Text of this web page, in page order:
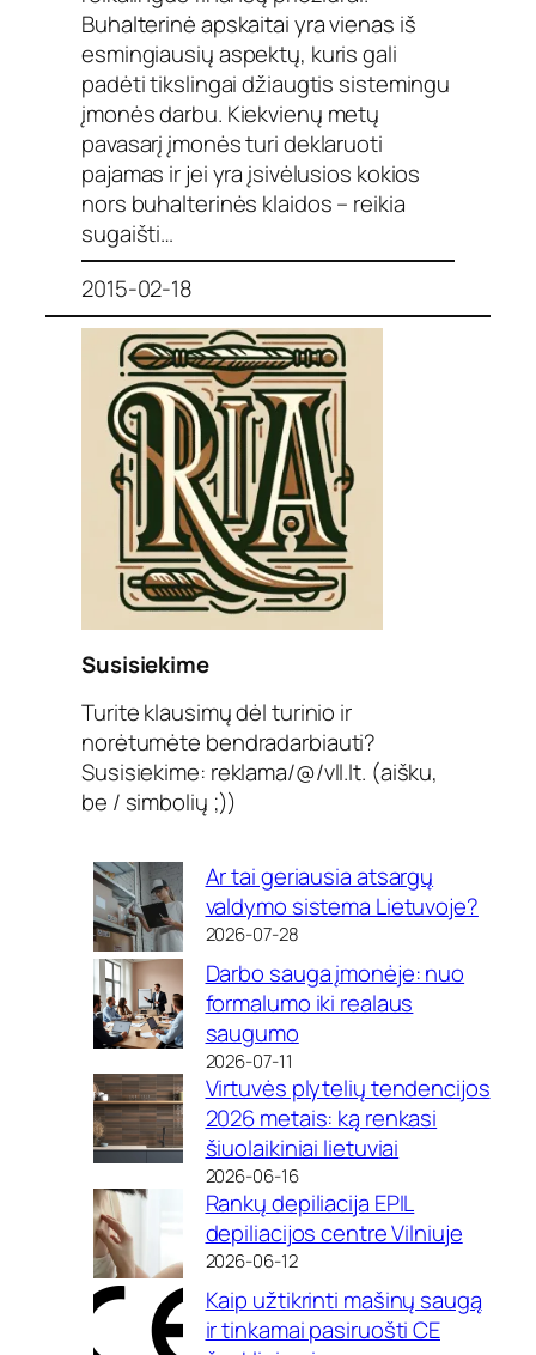
Buhalterinė apskaitai yra vienas iš
esmingiausių aspektų, kuris gali
padėti tikslingai džiaugtis sistemingu
įmonės darbu. Kiekvienų metų
pavasarį įmonės turi deklaruoti
pajamas ir jei yra įsivėlusios kokios
nors buhalterinės klaidos – reikia
sugaišti…
2015-02-18
Susisiekime
Turite klausimų dėl turinio ir
norėtumėte bendradarbiauti?
Susisiekime: reklama/@/vll.lt. (aišku,
be / simbolių ;))
Ar tai geriausia atsargų
valdymo sistema Lietuvoje?
2026-07-28
Darbo sauga įmonėje: nuo
formalumo iki realaus
saugumo
2026-07-11
Virtuvės plytelių tendencijos
2026 metais: ką renkasi
šiuolaikiniai lietuviai
2026-06-16
Rankų depiliacija EPIL
depiliacijos centre Vilniuje
2026-06-12
Kaip užtikrinti mašinų saugą
ir tinkamai pasiruošti CE